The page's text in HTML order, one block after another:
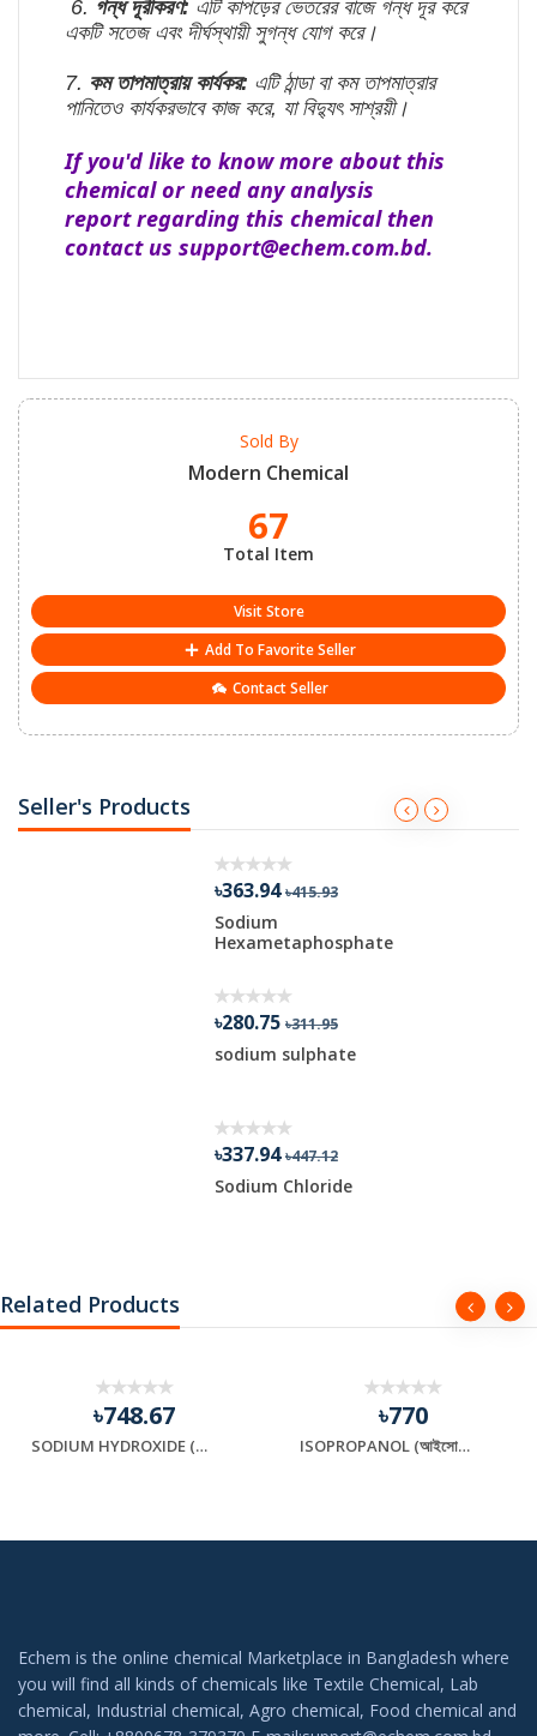
6. গন্ধ দূরীকরণ: এটি কাপড়ের ভেতরের বাজে গন্ধ দূর করে
একটি সতেজ এবং দীর্ঘস্থায়ী সুগন্ধ যোগ করে।
7. কম তাপমাত্রায় কার্যকর: এটি ঠান্ডা বা কম তাপমাত্রার
পানিতেও কার্যকরভাবে কাজ করে, যা বিদ্যুৎ সাশ্রয়ী।
If you'd like to know more about this
chemical or need any analysis
report regarding this chemical then
contact us support@echem.com.bd.
Sold By
Modern Chemical
67
Total Item
Visit Store
Add To Favorite Seller
Contact Seller
Seller's Products
৳363.94৳415.93
Sodium
Hexametaphosphate
৳280.75 ৳311.95
sodium sulphate
৳337.94৳447.12
Sodium Chloride
Related Products
৳748.67
SODIUM HYDROXIDE (সোডিয়াম হাইড্রক্সাইড)
৳770
ISOPROPANOL (আইসোপ্রোপানল)
Echem is the online chemical Marketplace in Bangladesh where
you will find all kinds of chemicals like Textile Chemical, Lab
chemical, Industrial chemical, Agro chemical, Food chemical and